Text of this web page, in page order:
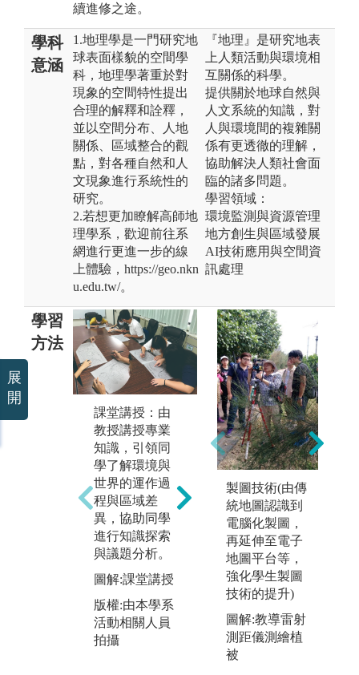
續進修之途。
學科
意涵
1.地理學是一門研究地
球表面樣貌的空間學
科，地理學著重於對
現象的空間特性提出
合理的解釋和詮釋，
並以空間分布、人地
關係、區域整合的觀
點，對各種自然和人
文現象進行系統性的
研究。
2.若想更加瞭解高師地
理學系，歡迎前往系
網進行更進一步的線
上體驗，https://geo.nkn
u.edu.tw/。
『地理』是研究地表
上人類活動與環境相
互關係的科學。
提供關於地球自然與
人文系統的知識，對
人與環境間的複雜關
係有更透徹的理解，
協助解決人類社會面
臨的諸多問題。
學習領域：
環境監測與資源管理
地方創生與區域發展
AI技術應用與空間資
訊處理
學習
方法
課堂講授：由
教授講授專業
知識，引領同
學了解環境與
世界的運作過
程與區域差
異，協助同學
進行知識探索
與議題分析。
圖解:課堂講授
版權:由本學系
活動相關人員
拍攝
社會田野調查
與訪談：透過
實作的方式，
例如田野實地
考察、發放問
卷、深度對
話、參與觀察
等社會科學調
查方法蒐集資
料，輔以文獻
資料分析 (地
圖、統計資
料、出版資訊
等)，針對區域
社會現象與議
製圖技術(由傳
統地圖認識到
電腦化製圖，
再延伸至電子
地圖平台等，
強化學生製圖
技術的提升)
圖解:教導雷射
測距儀測繪植
被
展
開